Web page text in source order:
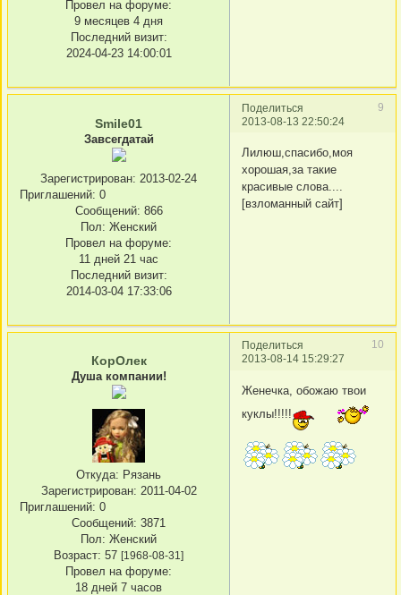
Провел на форуме:
9 месяцев 4 дня
Последний визит:
2024-04-23 14:00:01
Поделиться
9
2013-08-13 22:50:24
Smile01
Завсегдатай
Зарегистрирован: 2013-02-24
Приглашений: 0
Сообщений: 866
Пол: Женский
Провел на форуме:
11 дней 21 час
Последний визит:
2014-03-04 17:33:06
Лилюш,спасибо,моя
хорошая,за такие
красивые слова....
[взломанный сайт]
Поделиться
10
2013-08-14 15:29:27
КорОлек
Душа компании!
Откуда: Рязань
Зарегистрирован: 2011-04-02
Приглашений: 0
Сообщений: 3871
Пол: Женский
Возраст: 57 [1968-08-31]
Провел на форуме:
18 дней 7 часов
Женечка, обожаю твои
куклы!!!!!